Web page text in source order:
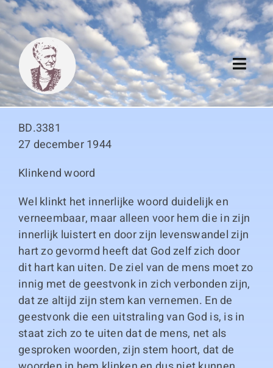
Skip
to
content
Algemeen
Duitse boeken
Links
BD.3381
27 december 1944
Klinkend woord
Wel klinkt het innerlijke woord duidelijk en
verneembaar, maar alleen voor hem die in zijn
innerlijk luistert en door zijn levenswandel zijn
hart zo gevormd heeft dat God zelf zich door
dit hart kan uiten. De ziel van de mens moet zo
innig met de geestvonk in zich verbonden zijn,
dat ze altijd zijn stem kan vernemen. En de
geestvonk die een uitstraling van God is, is in
staat zich zo te uiten dat de mens, net als
gesproken woorden, zijn stem hoort, dat de